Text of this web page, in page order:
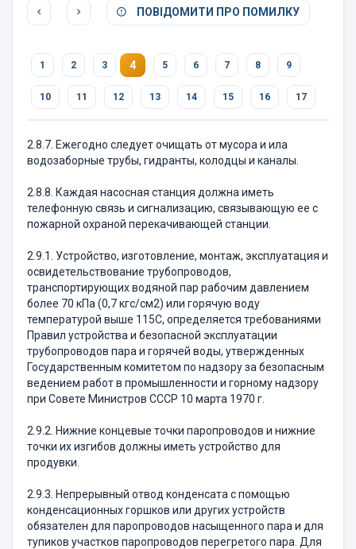
ПОВІДОМИТИ ПРО ПОМИЛКУ
1 2 3 4 5 6 7 8 9
10 11 12 13 14 15 16 17
2.8.7. Ежегодно следует очищать от мусора и ила
водозаборные трубы, гидранты, колодцы и каналы.
2.8.8. Каждая насосная станция должна иметь
телефонную связь и сигнализацию, связывающую ее с
пожарной охраной перекачивающей станции.
2.9.1. Устройство, изготовление, монтаж, эксплуатация и
освидетельствование трубопроводов,
транспортирующих водяной пар рабочим давлением
более 70 кПа (0,7 кгс/см2) или горячую воду
температурой выше 115С, определяется требованиями
Правил устройства и безопасной эксплуатации
трубопроводов пара и горячей воды, утвержденных
Государственным комитетом по надзору за безопасным
ведением работ в промышленности и горному надзору
при Совете Министров СССР 10 марта 1970 г.
2.9.2. Нижние концевые точки паропроводов и нижние
точки их изгибов должны иметь устройство для
продувки.
2.9.3. Непрерывный отвод конденсата с помощью
конденсационных горшков или других устройств
обязателен для паропроводов насыщенного пара и для
тупиков участков паропроводов перегретого пара. Для